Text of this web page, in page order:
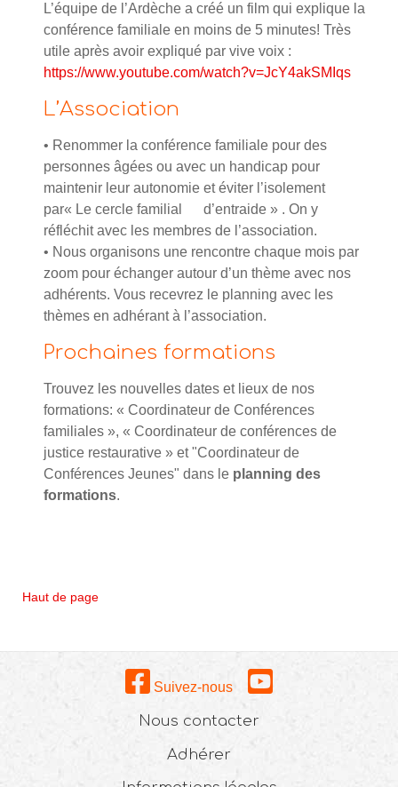
L’équipe de l’Ardèche a créé un film qui explique la
conférence familiale en moins de 5 minutes! Très
utile après avoir expliqué par vive voix :
https://www.youtube.com/watch?v=JcY4akSMIqs
L’Association
• Renommer la conférence familiale pour des
personnes âgées ou avec un handicap pour
maintenir leur autonomie et éviter l’isolement
par« Le cercle familial d’entraide » . On y
réfléchit avec les membres de l’association.
• Nous organisons une rencontre chaque mois par
zoom pour échanger autour d’un thème avec nos
adhérents. Vous recevrez le planning avec les
thèmes en adhérant à l’association.
Prochaines formations
Trouvez les nouvelles dates et lieux de nos
formations: « Coordinateur de Conférences
familiales », « Coordinateur de conférences de
justice restaurative » et "Coordinateur de
Conférences Jeunes" dans le planning des
formations.
Haut de page
Suivez-nous
Nous contacter
Adhérer